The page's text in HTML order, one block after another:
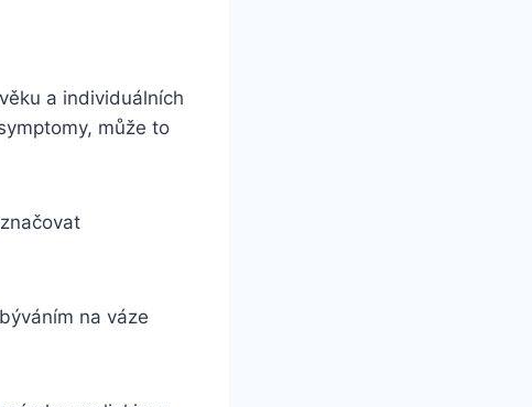
a individuálních‍
může to
na váze